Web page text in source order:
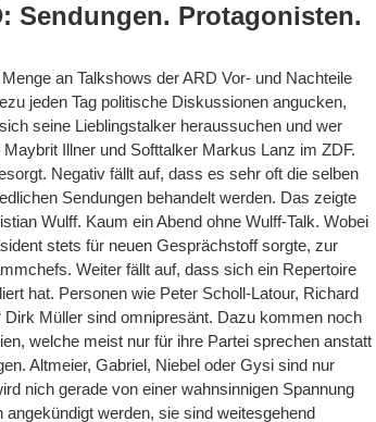
Sendungen. Protagonisten.
an Talkshows der ARD Vor- und Nachteile
jeden Tag politische Diskussionen angucken,
seine Lieblingstalker heraussuchen und wer
Illner und Softtalker Markus Lanz im ZDF.
Negativ fällt auf, dass es sehr oft die selben
Sendungen behandelt werden. Das zeigte
Wulff. Kaum ein Abend ohne Wulff-Talk. Wobei
stets für neuen Gesprächstoff sorgte, zur
Weiter fällt auf, dass sich ein Repertoire
hat. Personen wie Peter Scholl-Latour, Richard
Dirk Müller sind omnipresänt. Dazu kommen noch
welche meist nur für ihre Partei sprechen anstatt
Altmeier, Gabriel, Niebel oder Gysi sind nur
nich gerade von einer wahnsinnigen Spannung
werden, sie sind weitesgehend